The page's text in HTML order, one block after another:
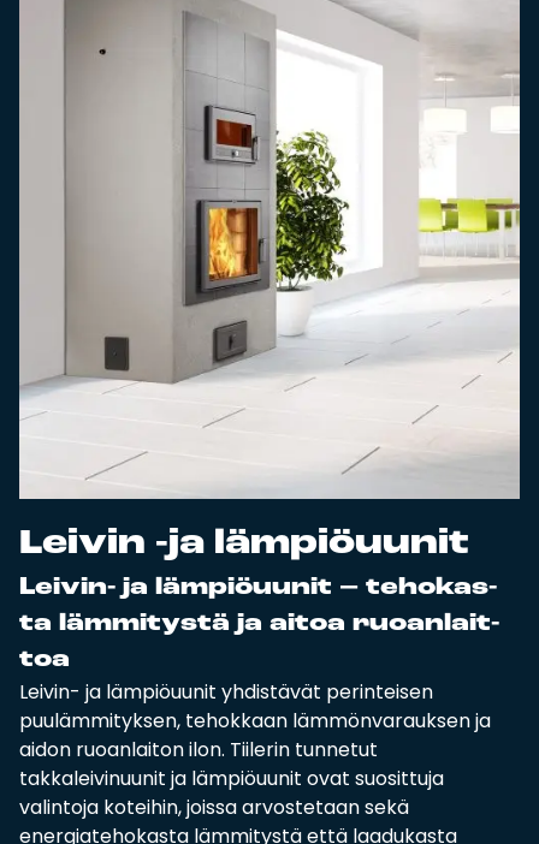
Esitteet, hinnastot ja ohjeet
Tiileri lasku
Aukonylitysratkaisut ja
Tiilimuurauskannakejärjestelmät
Kohdegalleria
Vastuullisuus
Tiilityökalu
Tulisijatarvikkeet
Kamiinat ja kevyet tulisijat
Grillit ja pihakeittiöt
Tiilet
Laastit
Kiukaat ja kiuaskivet
Outlet
Käyttöehdot
Lei­vin -ja läm­piöuu­nit
Lei­vin- ja läm­piöuu­nit – te­ho­kas­
ta läm­mi­tys­tä ja ai­toa ruoan­lait­
toa
Leivin- ja lämpiöuunit yhdistävät perinteisen
puulämmityksen, tehokkaan lämmönvarauksen ja
aidon ruoanlaiton ilon. Tiilerin tunnetut
takkaleivinuunit ja lämpiöuunit ovat suosittuja
valintoja koteihin, joissa arvostetaan sekä
energiatehokasta lämmitystä että laadukasta